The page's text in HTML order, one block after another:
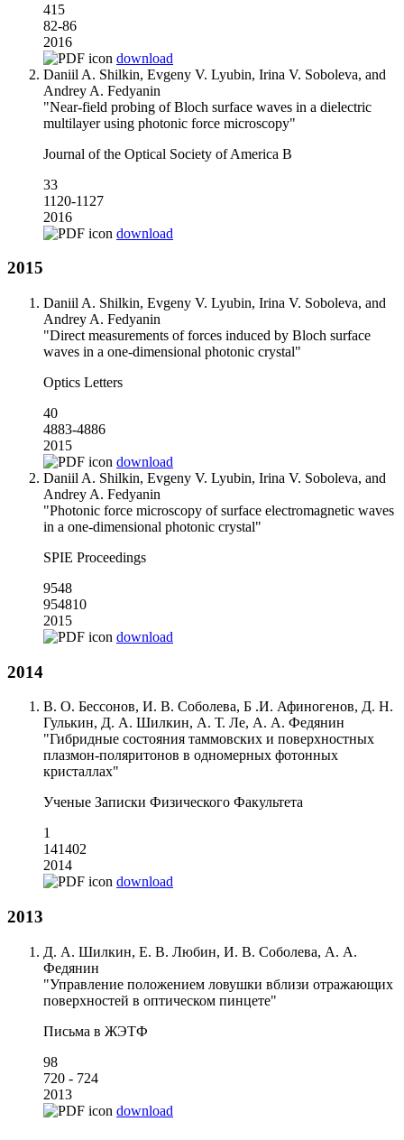
415
82-86
2016
download
Daniil A. Shilkin, Evgeny V. Lyubin, Irina V. Soboleva, and
Andrey A. Fedyanin
"Near-field probing of Bloch surface waves in a dielectric
multilayer using photonic force microscopy"
Journal of the Optical Society of America B
33
1120-1127
2016
download
2015
Daniil A. Shilkin, Evgeny V. Lyubin, Irina V. Soboleva, and
Andrey A. Fedyanin
"Direct measurements of forces induced by Bloch surface
waves in a one-dimensional photonic crystal"
Optics Letters
40
4883-4886
2015
download
Daniil A. Shilkin, Evgeny V. Lyubin, Irina V. Soboleva, and
Andrey A. Fedyanin
"Photonic force microscopy of surface electromagnetic waves
in a one-dimensional photonic crystal"
SPIE Proceedings
9548
954810
2015
download
2014
В. О. Бессонов, И. В. Соболева, Б .И. Афиногенов, Д. Н.
Гулькин, Д. А. Шилкин, А. Т. Ле, А. А. Федянин
"Гибридные состояния таммовских и поверхностных
плазмон-поляритонов в одномерных фотонных
кристаллах"
Ученые Записки Физического Факультета
1
141402
2014
download
2013
Д. А. Шилкин, Е. В. Любин, И. В. Соболева, А. А.
Федянин
"Управление положением ловушки вблизи отражающих
поверхностей в оптическом пинцете"
Письма в ЖЭТФ
98
720 - 724
2013
download